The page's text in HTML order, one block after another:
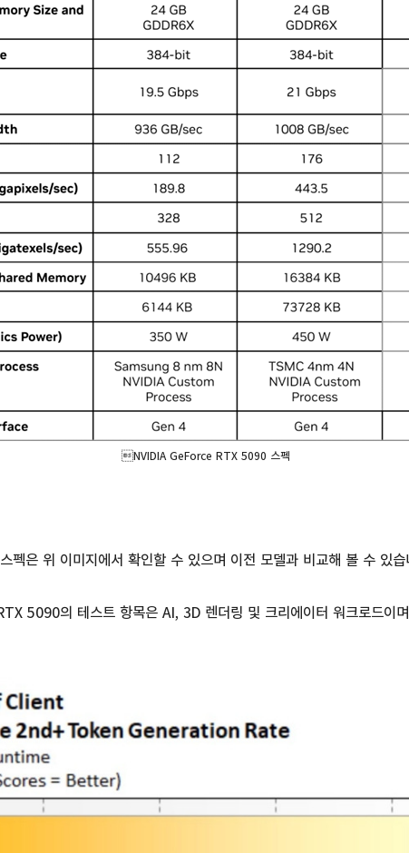
NVIDIA GeForce RTX 5090 스펙
펙은 위 이미지에서 확인할 수 있으며 이전 모델과 비교해 볼 수 있습
5090의 테스트 항목은 AI, 3D 렌더링 및 크리에이터 워크로드이